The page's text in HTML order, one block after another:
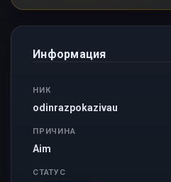
Информация
НИК
odinrazpokazivau
ПРИЧИНА
Aim
СТАТУС